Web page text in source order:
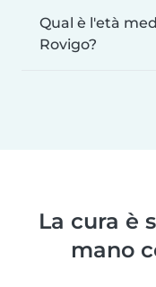
Qual è l'età
Rovigo?
La cura è
mano